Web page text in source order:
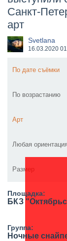
​Wacken
Санкт-
арт
Svetlana
16.03.2020
По дате съёмки
По возрастанию
Арт
Любая ориентация
Размер
Площадка:
БКЗ
Группа:
Ночные